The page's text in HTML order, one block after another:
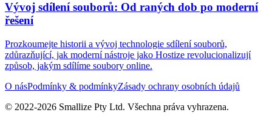
Vývoj sdílení souborů: Od raných dob po moderní
řešení
Prozkoumejte historii a vývoj technologie sdílení souborů,
zdůrazňující, jak moderní nástroje jako Hostize revolucionalizují
způsob, jakým sdílíme soubory online.
O násPodmínky & podmínkyZásady ochrany osobních údajů
© 2022-2026 Smallize Pty Ltd. Všechna práva vyhrazena.